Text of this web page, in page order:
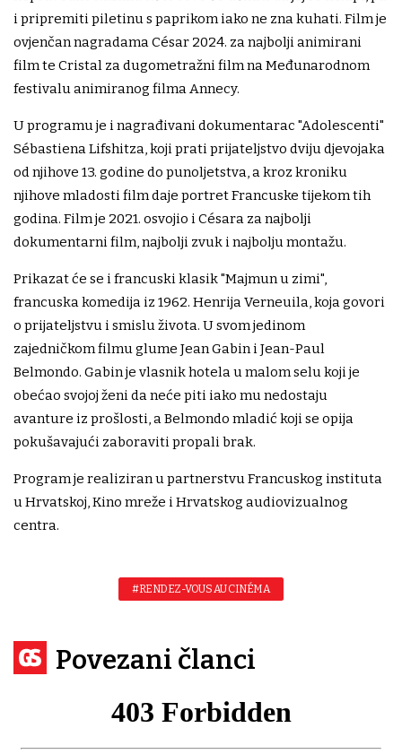
i pripremiti piletinu s paprikom iako ne zna kuhati. Film je
ovjenčan nagradama César 2024. za najbolji animirani
film te Cristal za dugometražni film na Međunarodnom
festivalu animiranog filma Annecy.
U programu je i nagrađivani dokumentarac "Adolescenti"
Sébastiena Lifshitza, koji prati prijateljstvo dviju djevojaka
od njihove 13. godine do punoljetstva, a kroz kroniku
njihove mladosti film daje portret Francuske tijekom tih
godina. Film je 2021. osvojio i Césara za najbolji
dokumentarni film, najbolji zvuk i najbolju montažu.
Prikazat će se i francuski klasik "Majmun u zimi",
francuska komedija iz 1962. Henrija Verneuila, koja govori
o prijateljstvu i smislu života. U svom jedinom
zajedničkom filmu glume Jean Gabin i Jean-Paul
Belmondo. Gabin je vlasnik hotela u malom selu koji je
obećao svojoj ženi da neće piti iako mu nedostaju
avanture iz prošlosti, a Belmondo mladić koji se opija
pokušavajući zaboraviti propali brak.
Program je realiziran u partnerstvu Francuskog instituta
u Hrvatskoj, Kino mreže i Hrvatskog audiovizualnog
centra.
#RENDEZ-VOUS AU CINÉMA
Povezani članci